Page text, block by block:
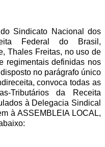
Sindicato Nacional dos
Federal do Brasil,
Thales Freitas, no uso de
regimentais definidas nos
no parágrafo único
convoca todas as
Tributários da Receita
à Delegacia Sindical
à ASSEMBLEIA LOCAL,